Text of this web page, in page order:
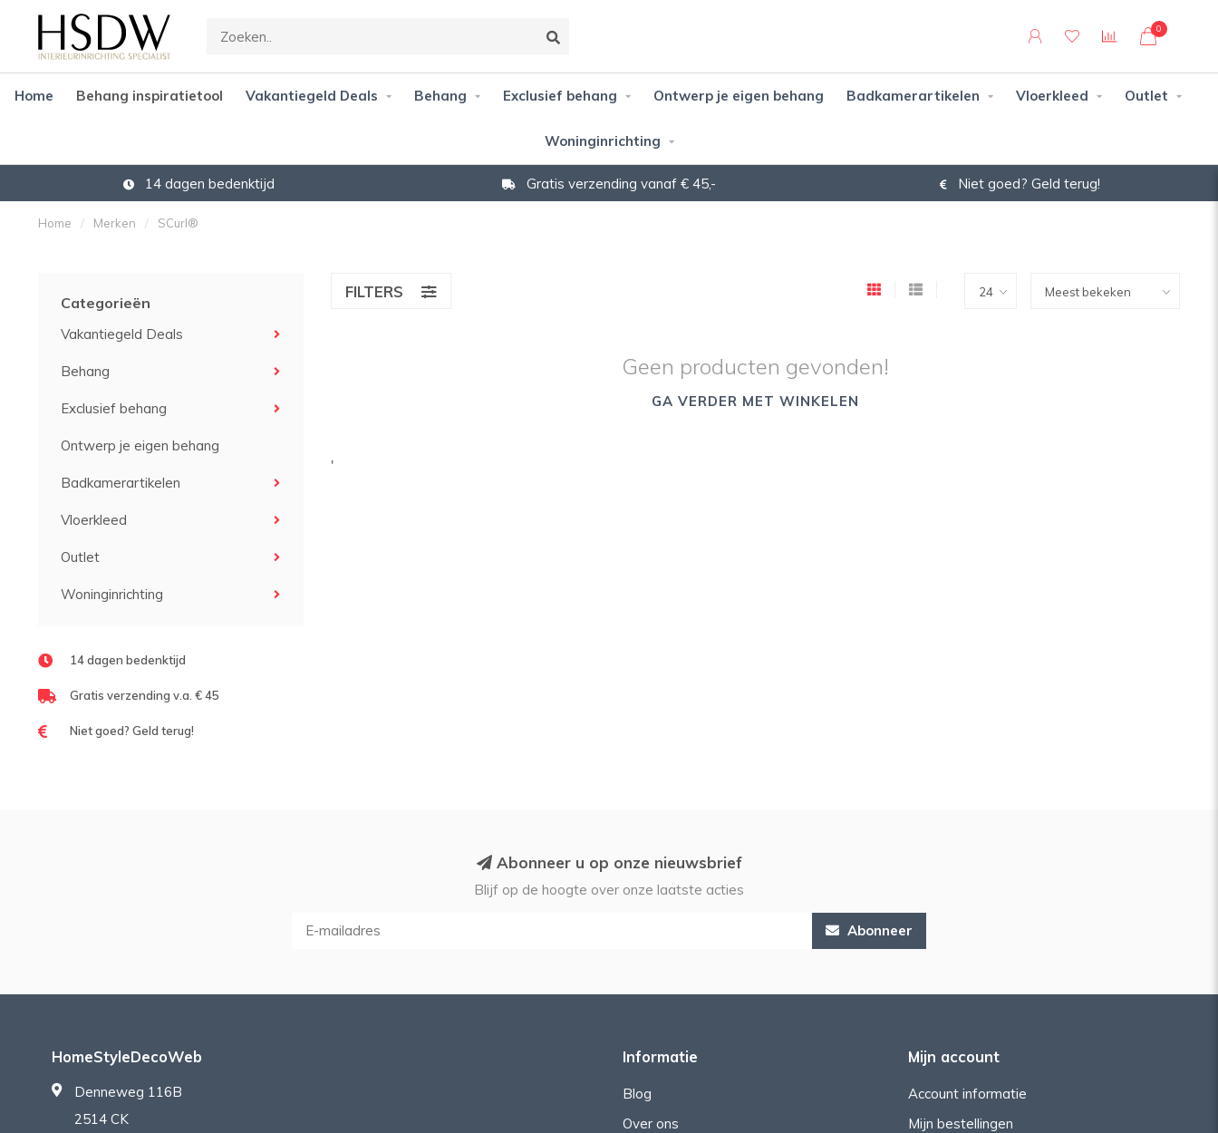
0
Home Behang inspiratietool Vakantiegeld Deals Behang Exclusief behang Ontwerp je eigen behang Badkamerartikelen Vloerkleed Outlet
Woninginrichting
14 dagen bedenktijd Gratis verzending vanaf € 45,- Niet goed? Geld terug!
Home / Merken / SCurl®
Categorieën
Vakantiegeld Deals
Behang
Exclusief behang
Ontwerp je eigen behang
Badkamerartikelen
Vloerkleed
Outlet
Woninginrichting
14 dagen bedenktijd
Gratis verzending v.a. € 45
Niet goed? Geld terug!
FILTERS
Geen producten gevonden!
GA VERDER MET WINKELEN
'
Abonneer u op onze nieuwsbrief
Blijf op de hoogte over onze laatste acties
Abonneer
HomeStyleDecoWeb
Denneweg 116B
2514 CK
Informatie
Blog
Over ons
Mijn account
Account informatie
Mijn bestellingen